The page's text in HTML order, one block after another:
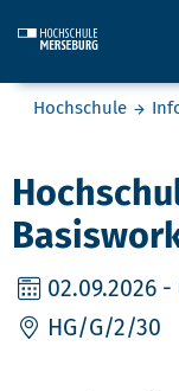
Sie befinden sich hier:
Hochschule
02.09.2026 -
HG/G/2/30